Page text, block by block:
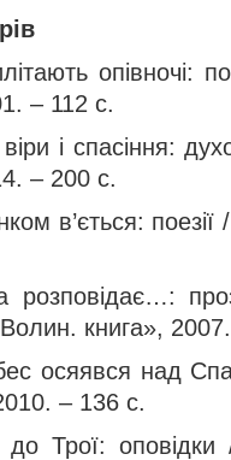
опівночі:
– 112 с.
і спасіння:
– 200 с.
в’ється:
розповідає…:
книга», 2007.
осяявся над
– 136 с.
до Трої: